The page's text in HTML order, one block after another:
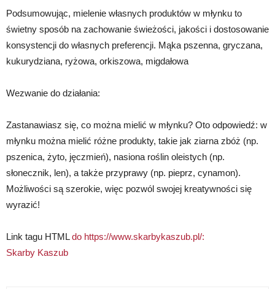
Podsumowując, mielenie własnych produktów w młynku to
świetny sposób na zachowanie świeżości, jakości i dostosowanie
konsystencji do własnych preferencji. Mąka pszenna, gryczana,
kukurydziana, ryżowa, orkiszowa, migdałowa
Wezwanie do działania:
Zastanawiasz się, co można mielić w młynku? Oto odpowiedź: w
młynku można mielić różne produkty, takie jak ziarna zbóż (np.
pszenica, żyto, jęczmień), nasiona roślin oleistych (np.
słonecznik, len), a także przyprawy (np. pieprz, cynamon).
Możliwości są szerokie, więc pozwól swojej kreatywności się
wyrazić!
Link tagu HTMLdo https://www.skarbykaszub.pl/:
Skarby Kaszub